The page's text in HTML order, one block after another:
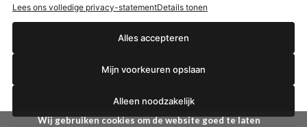
Syoss
Etos billendoekjes
VISION SUN
Zwitsal SUN
Wij gebruiken cookies om de website goed te laten
Lees ons volledige privacy-statementDetails tonen
Alles accepteren
Mijn voorkeuren opslaan
Alleen noodzakelijk
Ja, ik wil korting